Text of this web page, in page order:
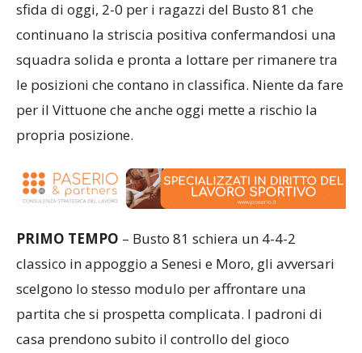
sfida di oggi, 2-0 per i ragazzi del Busto 81 che
continuano la striscia positiva confermandosi una
squadra solida e pronta a lottare per rimanere tra
le posizioni che contano in classifica. Niente da fare
per il Vittuone che anche oggi mette a rischio la
propria posizione.
PRIMO TEMPO – Busto 81 schiera un 4-4-2
classico in appoggio a Senesi e Moro, gli avversari
scelgono lo stesso modulo per affrontare una
partita che si prospetta complicata. I padroni di
casa prendono subito il controllo del gioco